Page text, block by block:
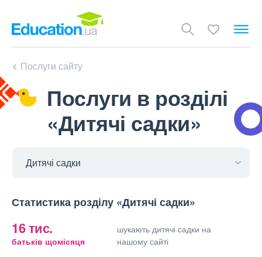
Послуги сайту
Послуги в розділі
«Дитячі садки»
Статистика розділу «Дитячі садки»
16 тис.
батьків щомісяця
шукають дитячі садки на
нашому сайті